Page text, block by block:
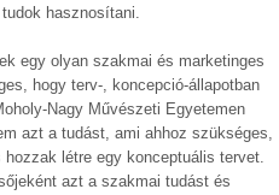
hasznosítani.
egy olyan szakmai és marketinges
hogy terv-, koncepció-állapotban
Nagy Művészeti Egyetemen
azt a tudást, ami ahhoz szükséges,
létre egy konceptuális tervet.
azt a szakmai tudást és